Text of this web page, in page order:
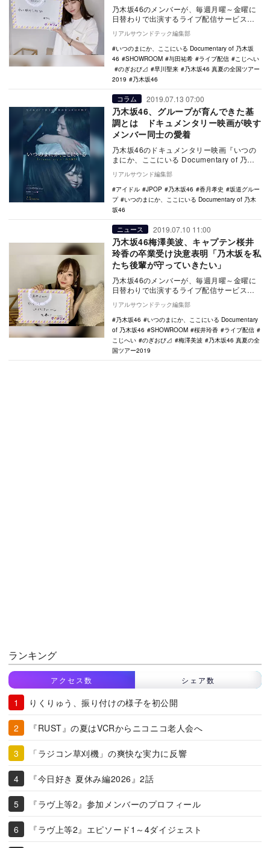
乃木坂46のメンバーが、毎週月曜～金曜に
日替わりで出演するライブ配信サービス
「SHOWROOM」上の帯番組『のぎおび
⊿』。7月1…
リアルサウンドテック編集部
いつのまにか、ここにいる Documentary of 乃木坂
46
SHOWROOM 与田祐希 ライブ配信
こじへい
のぎおび⊿
早川聖来
乃木坂46 真夏の全国ツアー
2019
乃木坂46
コラム 2019.07.13 07:00
乃木坂46、グループが育んできた基
調とは ドキュメンタリー映画が映す
メンバー同士の愛着
乃木坂46のドキュメンタリー映画『いつの
まにか、ここにいる Documentary of 乃木
坂46』（以下、『いつのまにか、こ…
リアルサウンド編集部
アイドル
JPOP 乃木坂46 香月孝史
坂道グルー
プ
いつのまにか、ここにいる Documentary of 乃木
坂46
ニュース 2019.07.10 11:00
乃木坂46梅澤美波、キャプテン桜井
玲香の卒業受け決意表明「乃木坂を私
たち後輩が守っていきたい」
乃木坂46のメンバーが、毎週月曜～金曜に
日替わりで出演するライブ配信サービス
「SHOWROOM」上の帯番組『のぎおび
⊿』。7月9…
リアルサウンドテック編集部
乃木坂46
いつのまにか、ここにいる Documentary
of 乃木坂46
SHOWROOM 桜井玲香
ライブ配信
こじへい
のぎおび⊿ 梅澤美波
乃木坂46 真夏の全
国ツアー2019
ランキング
アクセス数 シェア数
りくりゅう、振り付けの様子を初公開
『RUST』の夏はVCRからニコニコ老人会へ
「ラジコン草刈機」の爽快な実力に反響
『今日好き 夏休み編2026』2話
『ラヴ上等2』参加メンバーのプロフィール
『ラヴ上等2』エピソード1～4ダイジェスト